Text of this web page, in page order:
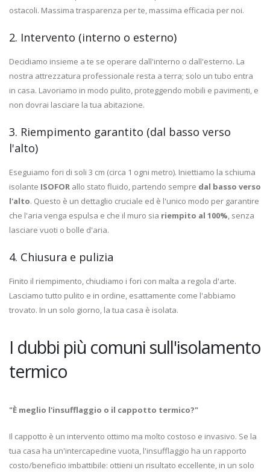
ostacoli. Massima trasparenza per te, massima efficacia per noi.
2. Intervento (interno o esterno)
Decidiamo insieme a te se operare dall'interno o dall'esterno. La
nostra attrezzatura professionale resta a terra; solo un tubo entra
in casa. Lavoriamo in modo pulito, proteggendo mobili e pavimenti, e
non dovrai lasciare la tua abitazione.
3. Riempimento garantito (dal basso verso
l'alto)
Eseguiamo fori di soli 3 cm (circa 1 ogni metro). Iniettiamo la schiuma
isolante ISOFOR allo stato fluido, partendo sempre dal basso verso
l'alto. Questo è un dettaglio cruciale ed è l'unico modo per garantire
che l'aria venga espulsa e che il muro sia riempito al 100%, senza
lasciare vuoti o bolle d'aria.
4. Chiusura e pulizia
Finito il riempimento, chiudiamo i fori con malta a regola d'arte.
Lasciamo tutto pulito e in ordine, esattamente come l'abbiamo
trovato. In un solo giorno, la tua casa è isolata.
I dubbi più comuni sull'isolamento
termico
"È meglio l'insufflaggio o il cappotto termico?"
Il cappotto è un intervento ottimo ma molto costoso e invasivo. Se la
tua casa ha un'intercapedine vuota, l'insufflaggio ha un rapporto
costo/beneficio imbattibile: ottieni un risultato eccellente, in un solo